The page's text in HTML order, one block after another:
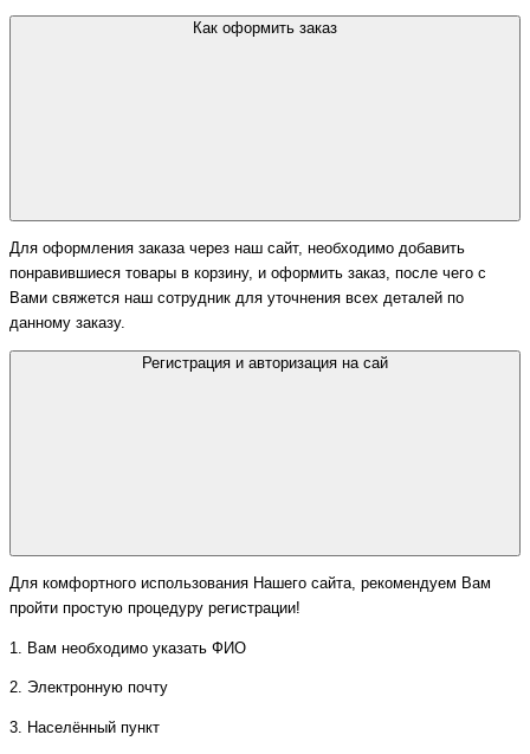
Как оформить заказ
Для оформления заказа через наш сайт, необходимо добавить
понравившиеся товары в корзину, и оформить заказ, после чего с
Вами свяжется наш сотрудник для уточнения всех деталей по
данному заказу.
Регистрация и авторизация на сай
Для комфортного использования Нашего сайта, рекомендуем Вам
пройти простую процедуру регистрации!
1. Вам необходимо указать ФИО
2. Электронную почту
3. Населённый пункт